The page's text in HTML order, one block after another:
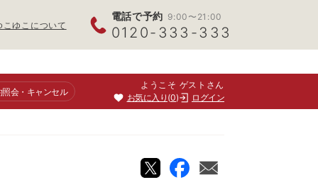
こゆこについて
電話で予約 9:00〜21:00
0120-333-333
照会・キャンセル
ようこそ ゲストさん
お気に入り 0 ログイン